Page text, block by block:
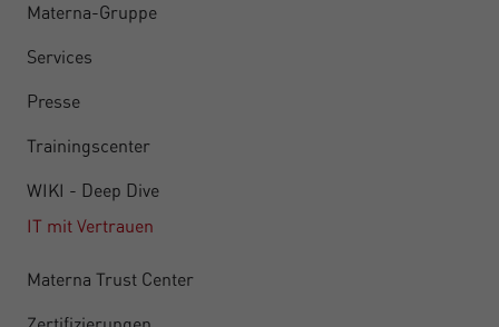
Materna-Gruppe
Services
Presse
Trainingscenter
WIKI - Deep Dive
IT mit Vertrauen
Materna Trust Center